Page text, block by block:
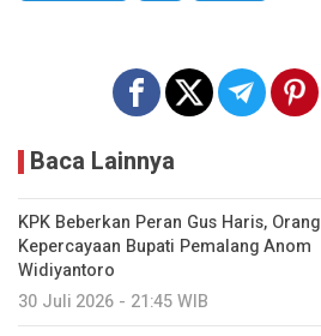
Baca Lainnya
KPK Beberkan Peran Gus Haris, Orang
Kepercayaan Bupati Pemalang Anom
Widiyantoro
30 Juli 2026 - 21:45 WIB